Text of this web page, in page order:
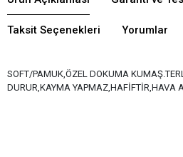
Taksit Seçenekleri Yorumlar
SOFT/PAMUK,ÖZEL DOKUMA
DURUR,KAYMA YAPMAZ,HAFİFTİR,HAVA